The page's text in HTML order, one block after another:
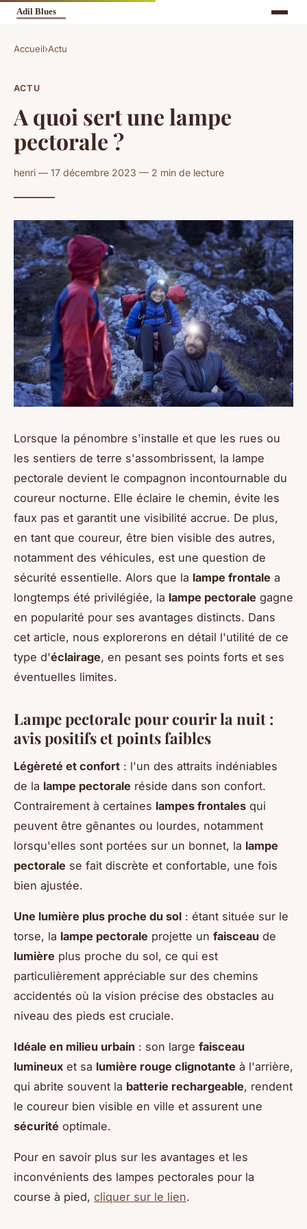
Accueil›Actu
ACTU
A quoi sert une lampe
pectorale ?
henri — 17 décembre 2023 — 2 min de lecture
Lorsque la pénombre s'installe et que les rues ou
les sentiers de terre s'assombrissent, la lampe
pectorale devient le compagnon incontournable du
coureur nocturne. Elle éclaire le chemin, évite les
faux pas et garantit une visibilité accrue. De plus,
en tant que coureur, être bien visible des autres,
notamment des véhicules, est une question de
sécurité essentielle. Alors que la lampe frontale a
longtemps été privilégiée, la lampe pectorale gagne
en popularité pour ses avantages distincts. Dans
cet article, nous explorerons en détail l'utilité de ce
type d'éclairage, en pesant ses points forts et ses
éventuelles limites.
Lampe pectorale pour courir la nuit :
avis positifs et points faibles
Légèreté et confort : l'un des attraits indéniables
de la lampe pectorale réside dans son confort.
Contrairement à certaines lampes frontales qui
peuvent être gênantes ou lourdes, notamment
lorsqu'elles sont portées sur un bonnet, la lampe
pectorale se fait discrète et confortable, une fois
bien ajustée.
Une lumière plus proche du sol : étant située sur le
torse, la lampe pectorale projette un faisceau de
lumière plus proche du sol, ce qui est
particulièrement appréciable sur des chemins
accidentés où la vision précise des obstacles au
niveau des pieds est cruciale.
Idéale en milieu urbain : son large faisceau
lumineux et sa lumière rouge clignotante à l'arrière,
qui abrite souvent la batterie rechargeable, rendent
le coureur bien visible en ville et assurent une
sécurité optimale.
Pour en savoir plus sur les avantages et les
inconvénients des lampes pectorales pour la
course à pied, cliquer sur le lien.